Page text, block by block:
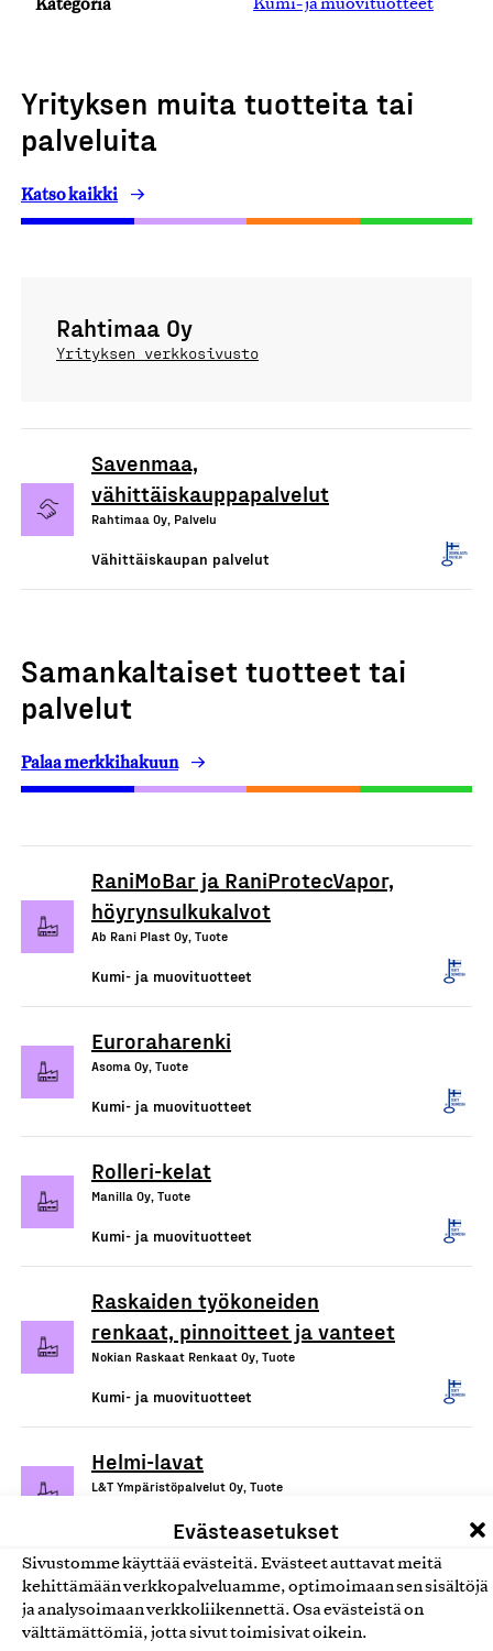
Evästeasetukset
Sivustomme käyttää evästeitä. Evästeet auttavat meitä
kehittämään verkkopalveluamme, optimoimaan sen sisältöjä
ja analysoimaan verkkoliikennettä. Osa evästeistä on
välttämättömiä, jotta sivut toimisivat oikein.
Kumi- ja muovituotteet
Yrityksen muita tuotteita tai
palveluita
Katso kaikki
Rahtimaa Oy
Yrityksen verkkosivusto
Savenmaa,
vähittäiskauppapalvelut
Rahtimaa Oy, Palvelu
Vähittäiskaupan palvelut
Samankaltaiset tuotteet tai
palvelut
Palaa merkkihakuun
RaniMoBar ja RaniProtecVapor,
höyrynsulkukalvot
Ab Rani Plast Oy, Tuote
Kumi- ja muovituotteet
Euroraharenki
Asoma Oy, Tuote
Kumi- ja muovituotteet
Rolleri-kelat
Manilla Oy, Tuote
Kumi- ja muovituotteet
Raskaiden työkoneiden
renkaat, pinnoitteet ja vanteet
Nokian Raskaat Renkaat Oy, Tuote
Kumi- ja muovituotteet
Helmi-lavat
L&T Ympäristöpalvelut Oy, Tuote
Kumi- ja muovituotteet